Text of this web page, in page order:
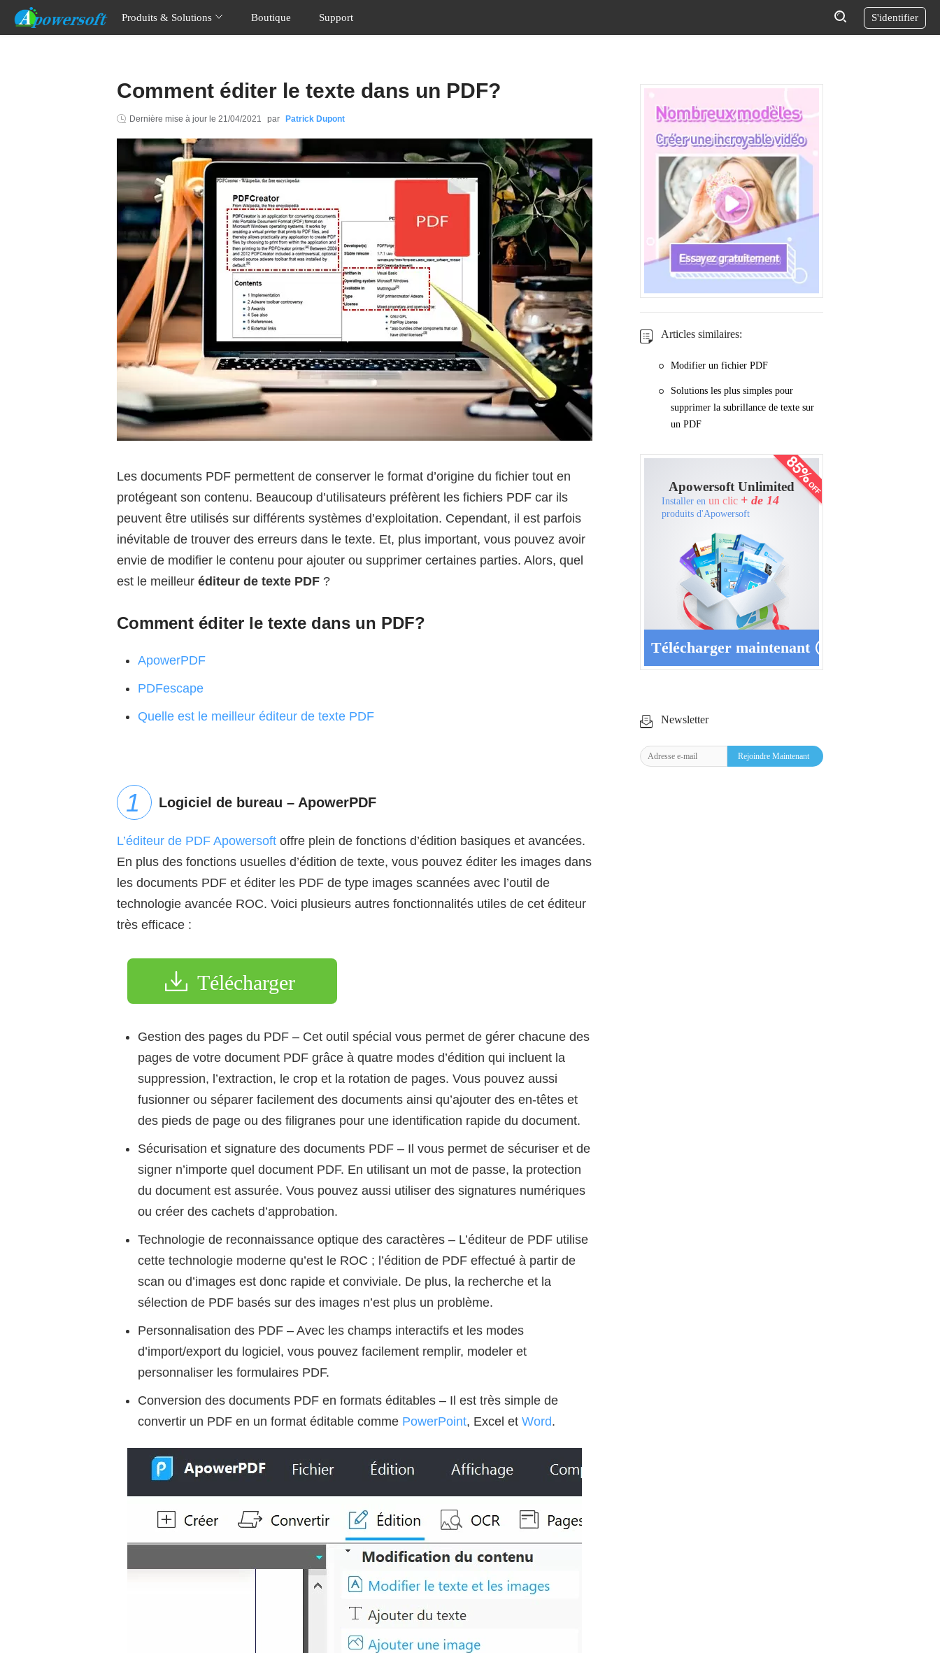
Produits & Solutions Boutique Support S'identifier
Comment éditer le texte dans un PDF?
Dernière mise à jour le 21/04/2021 par Patrick Dupont
Les documents PDF permettent de conserver le format d’origine du fichier tout en
protégeant son contenu. Beaucoup d’utilisateurs préfèrent les fichiers PDF car ils
peuvent être utilisés sur différents systèmes d’exploitation. Cependant, il est parfois
inévitable de trouver des erreurs dans le texte. Et, plus important, vous pouvez avoir
envie de modifier le contenu pour ajouter ou supprimer certaines parties. Alors, quel
est le meilleur éditeur de texte PDF ?
Comment éditer le texte dans un PDF?
ApowerPDF
PDFescape
Quelle est le meilleur éditeur de texte PDF
Logiciel de bureau – ApowerPDF
L’éditeur de PDF Apowersoft offre plein de fonctions d’édition basiques et avancées.
En plus des fonctions usuelles d’édition de texte, vous pouvez éditer les images dans
les documents PDF et éditer les PDF de type images scannées avec l’outil de
technologie avancée ROC. Voici plusieurs autres fonctionnalités utiles de cet éditeur
très efficace :
Télécharger
Gestion des pages du PDF – Cet outil spécial vous permet de gérer chacune des
pages de votre document PDF grâce à quatre modes d’édition qui incluent la
suppression, l’extraction, le crop et la rotation de pages. Vous pouvez aussi
fusionner ou séparer facilement des documents ainsi qu’ajouter des en-têtes et
des pieds de page ou des filigranes pour une identification rapide du document.
Sécurisation et signature des documents PDF – Il vous permet de sécuriser et de
signer n’importe quel document PDF. En utilisant un mot de passe, la protection
du document est assurée. Vous pouvez aussi utiliser des signatures numériques
ou créer des cachets d’approbation.
Technologie de reconnaissance optique des caractères – L’éditeur de PDF utilise
cette technologie moderne qu’est le ROC ; l’édition de PDF effectué à partir de
scan ou d’images est donc rapide et conviviale. De plus, la recherche et la
sélection de PDF basés sur des images n’est plus un problème.
Personnalisation des PDF – Avec les champs interactifs et les modes
d’import/export du logiciel, vous pouvez facilement remplir, modeler et
personnaliser les formulaires PDF.
Conversion des documents PDF en formats éditables – Il est très simple de
convertir un PDF en un format éditable comme PowerPoint, Excel et Word.
Articles similaires:
Modifier un fichier PDF
Solutions les plus simples pour
supprimer la subrillance de texte sur
un PDF
Télécharger maintenant
Apowersoft Unlimited
Installer en un clic + de 14
produits d'Apowersoft
Newsletter
Rejoindre Maintenant